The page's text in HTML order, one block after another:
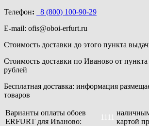
Телефон:
8 (800) 100-90-29
E-mail: ofis@oboi-erfurt.ru
Стоимость доставки до этого пункта
Стоимость доставки по Иваново от
рублей
Бесплатная доставка: информация
товаров
Варианты оплаты обоев
ERFURT для Иваново:
1111
картой